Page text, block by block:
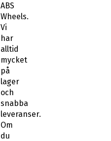
ABS
Wheels.
Vi
har
alltid
mycket
på
lager
och
snabba
leveranser.
Om
du